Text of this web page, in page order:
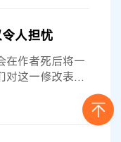
尽管一家名为
人担忧
在作者死后将一
对这一修改表示
了一个立法草
。 对该立法草
的公众评论期